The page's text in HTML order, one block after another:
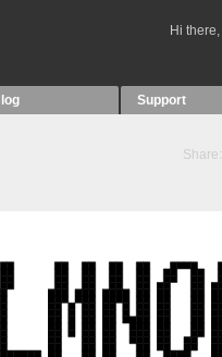
Hi there,
Support
Share: